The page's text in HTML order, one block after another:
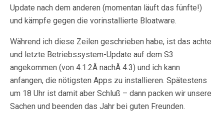
Update nach dem anderen (momentan läuft das fünfte!)
und kämpfe gegen die vorinstallierte Bloatware.
Während ich diese Zeilen geschrieben habe, ist das achte
und letzte Betriebssystem-Update auf dem S3
angekommen (von 4.1.2Â nachÂ 4.3) und ich kann
anfangen, die nötigsten Apps zu installieren. Spätestens
um 18 Uhr ist damit aber Schluß – dann packen wir unsere
Sachen und beenden das Jahr bei guten Freunden.